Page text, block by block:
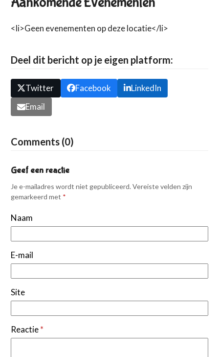
<li>Geen evenementen op deze locatie</li>
Deel dit bericht op je eigen platform:
Twitter Facebook
LinkedIn
Email
Comments (0)
Geef een reactie
Je e-mailadres wordt niet gepubliceerd. Vereiste velden zijn
gemarkeerd met *
Naam
E-mail
Site
Reactie*